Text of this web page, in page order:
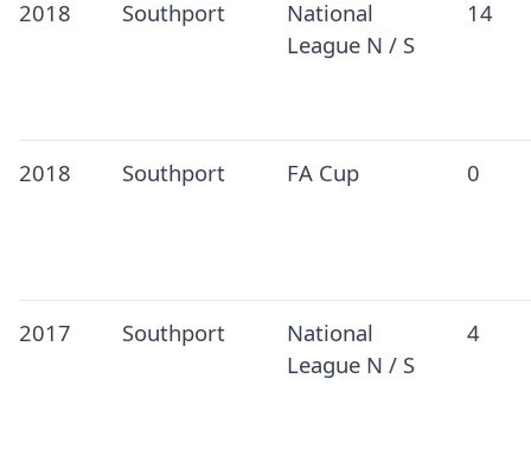
2018 Southport
National
League N / S
14
2018 Southport FA Cup 0
2017 Southport
National
League N / S
4